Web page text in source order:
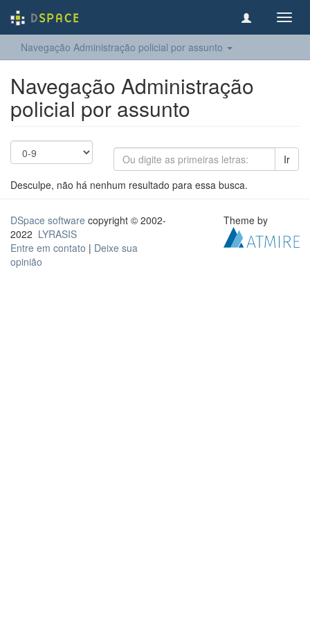
Navegação Administração policial por assunto
Navegação Administração
policial por assunto
Ir
Desculpe, não há nenhum resultado para essa busca.
DSpace software copyright © 2002-
2022 LYRASIS
Entre em contato | Deixe sua
opinião
Theme by